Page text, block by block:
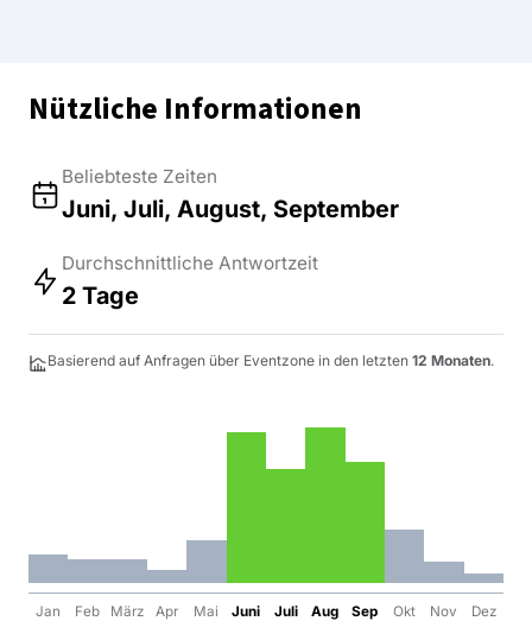
Nützliche Informationen
Beliebteste Zeiten
Juni, Juli, August, September
Durchschnittliche Antwortzeit
2 Tage
Basierend auf Anfragen über Eventzone in den letzten 12 Monaten.
Jan Feb März Apr Mai Juni Juli Aug Sep Okt Nov Dez